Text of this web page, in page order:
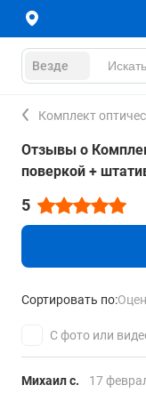
Везде
Комплект
Отзывы о
поверкой +
5
Сортировать по:
С фото или
Михаил с. 17